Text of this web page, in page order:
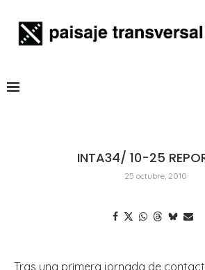
INTA34/ 10-25
25 octubre, 2010
Tras una primera jornada de